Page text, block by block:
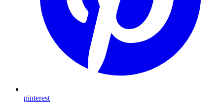
pinterest